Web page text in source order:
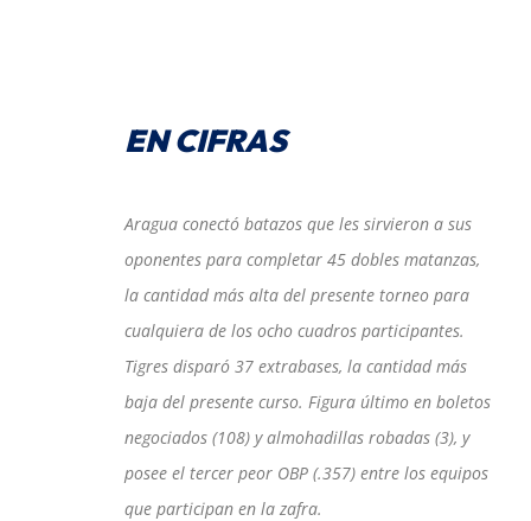
EN CIFRAS
Aragua conectó batazos que les sirvieron a sus
oponentes para completar 45 dobles matanzas,
la cantidad más alta del presente torneo para
cualquiera de los ocho cuadros participantes.
Tigres disparó 37 extrabases, la cantidad más
baja del presente curso. Figura último en boletos
negociados (108) y almohadillas robadas (3), y
posee el tercer peor OBP (.357) entre los equipos
que participan en la zafra.